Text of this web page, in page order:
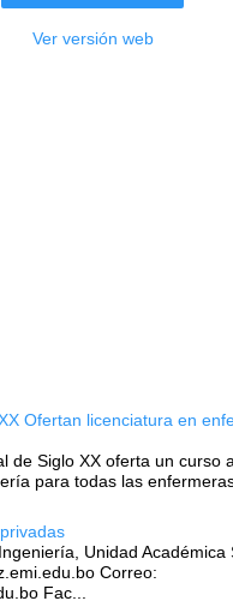
Ver versión web
Ofertan licenciatura en
de Siglo XX oferta un curso
para todas las
Unidad Académica
Correo:
Fac...